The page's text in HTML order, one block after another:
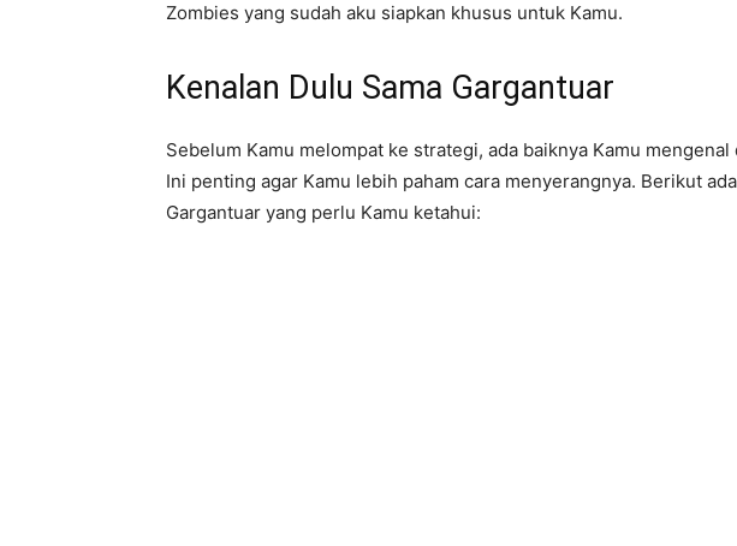
Zombies yang sudah aku siapkan khusus untuk Kamu.
Kenalan Dulu Sama Gargantuar
Sebelum Kamu melompat ke strategi, ada baiknya Kamu
Ini penting agar Kamu lebih paham cara menyerangnya. Berikut
Gargantuar yang perlu Kamu ketahui: